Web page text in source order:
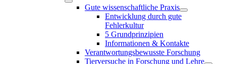
Gute wissenschaftliche Praxis
Entwicklung durch gute
Fehlerkultur
5 Grundprinzipien
Informationen & Kontakte
Verantwortungsbewusste Forschung
Tierversuche in Forschung und Lehre